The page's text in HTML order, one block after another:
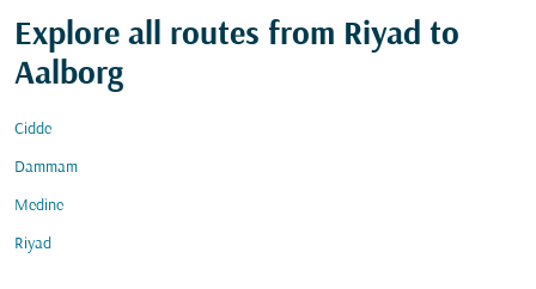
Explore all routes from Riyad to
Aalborg
Cidde
Dammam
Medine
Riyad